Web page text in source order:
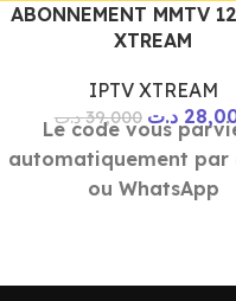
ABONNEMENT MMTV
XTREAM
IPTV XTREAM
39,000 د.ت د.ت
Le code vous
automatiquement par
ou WhatsApp